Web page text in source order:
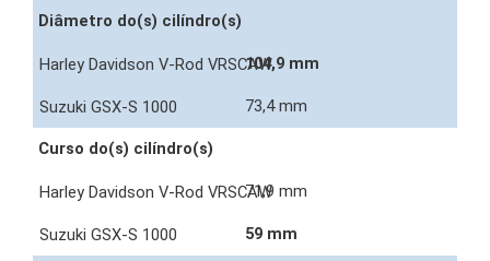
Diâmetro do(s) cilíndro(s)
104,9 mm
73,4 mm
Curso do(s) cilíndro(s)
71,9 mm
59 mm